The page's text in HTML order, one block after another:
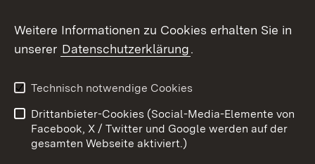
Kontakt
Impressum
Cookies
Weitere Informationen zu Cookies erhalten Sie in
unserer Datenschutzerklärung.
Technisch notwendige Cookies
Drittanbieter-Cookies (Social-Media-Elemente von
Facebook, X / Twitter und Google werden auf der
gesamten Webseite aktiviert.)